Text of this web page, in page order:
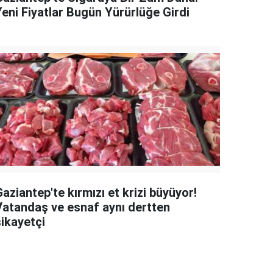
Fiyatlar Bugün Yürürlüğe Girdi
kırmızı et krizi büyüyor!
ve esnaf aynı dertten